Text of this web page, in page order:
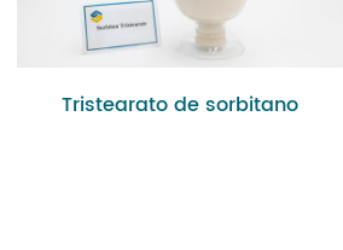
Tristearato de sorbitano